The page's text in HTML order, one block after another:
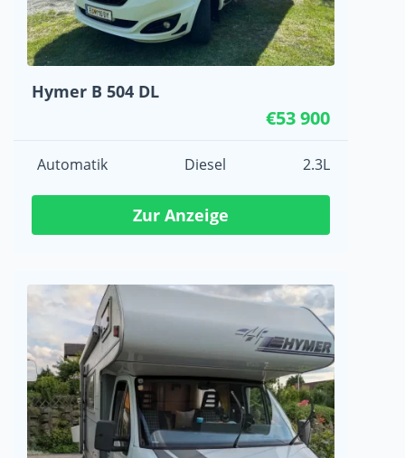
Hymer B 504 DL
€53 900
Automatik Diesel 2.3L
Zur Anzeige